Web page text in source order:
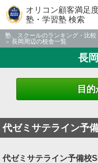
オリコン顧客満足
塾・学習塾 検索
塾、スクールのランキング・比較
長岡周辺の校舎一覧
長
目
代ゼミサテライン予
代ゼミサテライン予備校